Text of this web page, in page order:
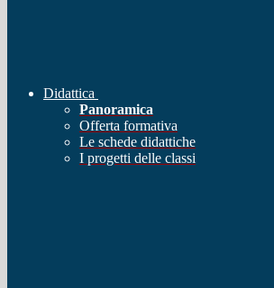
Didattica
Panoramica
Offerta formativa
Le schede didattiche
I progetti delle classi